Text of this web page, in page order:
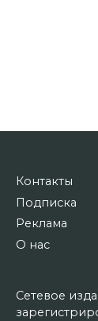
Контакты
Подписка
Реклама
О нас
Сетевое